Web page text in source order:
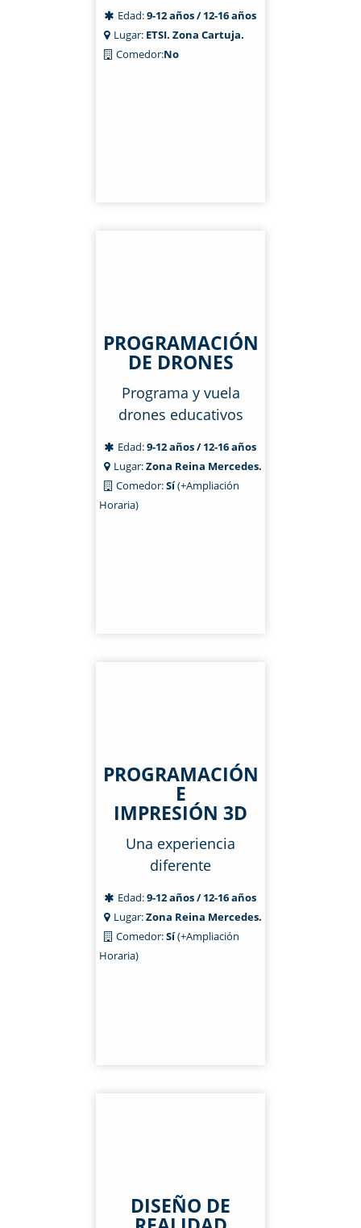
Edad:9-12 años / 12-16 años
Lugar: ETSI. Zona Cartuja.
Comedor:No
PROGRAMACIÓN
DE DRONES
Programa y vuela
drones educativos
Edad:9-12 años / 12-16 años
Lugar:Zona Reina Mercedes.
Comedor:Sí(+Ampliación
Horaria)
PROGRAMACIÓN
E
IMPRESIÓN 3D
Una experiencia
diferente
Edad:9-12 años / 12-16 años
Lugar:Zona Reina Mercedes.
Comedor:Sí(+Ampliación
Horaria)
DISEÑO DE